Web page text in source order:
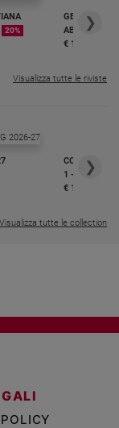
20%
GBABY
€ 16,99
❯
Visualizza tutte le riviste
COLLANA
1 - 2
€ 18,50
❯
Visualizza tutte le collection